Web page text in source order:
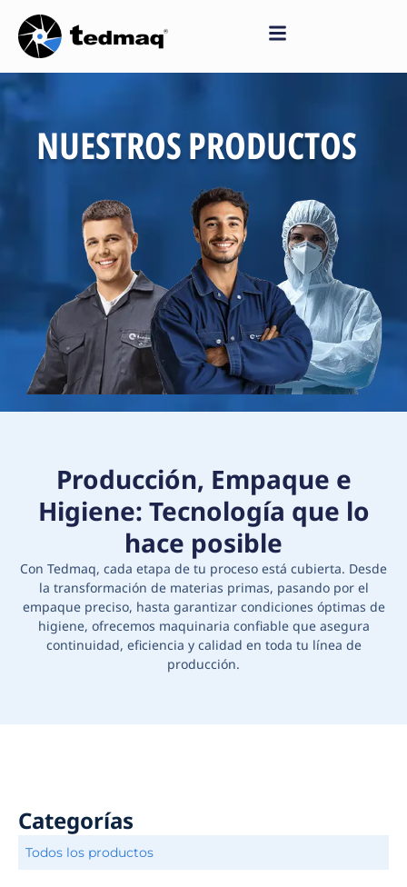
Saltar
al
contenido
NUESTROS PRODUCTOS
Producción, Empaque e
Higiene: Tecnología que lo
hace posible
Con Tedmaq, cada etapa de tu proceso está cubierta. Desde
la transformación de materias primas, pasando por el
empaque preciso, hasta garantizar condiciones óptimas de
higiene, ofrecemos maquinaria confiable que asegura
continuidad, eficiencia y calidad en toda tu línea de
producción.
Categorías
Todos los productos